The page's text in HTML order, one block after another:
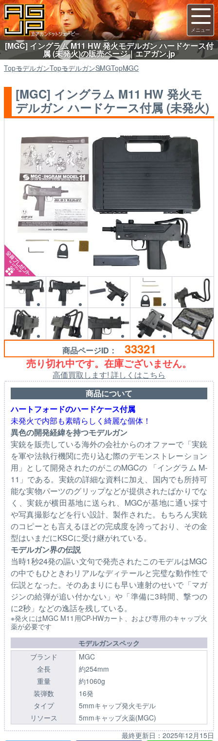
[MGC] イングラム M11 HW 発火モデルガン ハードケース付
属 (未発火)の販売ページ｜エアガン.jp
TopモデルガンTopモデルガンSMGTopMGC
[MGC] イングラム M11 HW 発火モ
デルガン ハードケース付属 (未発火)
商品ページID： 33321
売り切れ中です。在庫ございません。
高価買取します! 詳しくはこちら
商品について
ハートフォードのハードケース付属
未発火で内部も素晴らしく綺麗な個体！
異色の開発経緯を持つモデルガン
実銃を販売している海外の会社からのオファーで「実銃
を軍や法執行機関に売り込む際のデモンストレーション
用」として開発されたのがこのMGCの 「イングラム M-
11」である。実銃の詳細な資料に加え、国内でも所持可
能な実物パーツのグリップなどが提供されたばかりでな
く、実銃が横田基地に送られ、MGCが基地に通い採寸
や写真撮影などを行い設計、製作された。もちろん実銃
のコピーとも言えるほどの完成度を誇っており、その金
型はいまだにKSCに受け継がれている。
モデルガン界の伝説
当時1秒24発の謳い文句で発売されたこのモデルはMGC
の中でもひときわリアルなディテールと完璧な動作性で
伝説となった。そのあまりにも早い連射のせいで「マガ
ジンの給弾が追い付かない」や「準備に3時間、撃つの
に2秒」などの逸話を残している。
※発火にはMGC M11用CP-HWカート、および専用のキャップ火
薬が必要です
モデルガンスペック
ブランド
MGC
全長
約254mm
重量
約1060g
装弾数
16発
タイプ
5mmキャップ発火モデル
リソース
5mmキャップ火薬(MGC)
最終更新日： 2025年12月15日